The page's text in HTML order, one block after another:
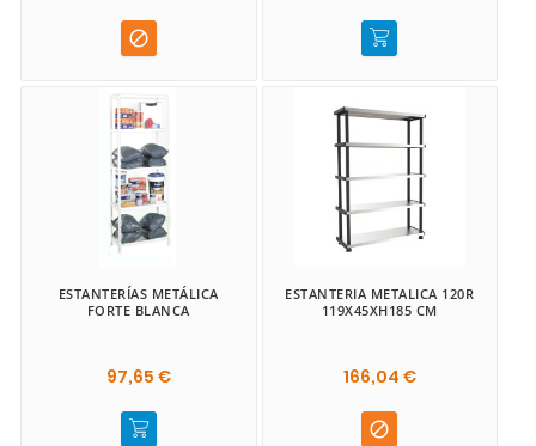

ESTANTERÍAS METÁLICA
FORTE BLANCA
97,65 €
ESTANTERIA METALICA 120R
119X45XH185 CM
166,04 €
